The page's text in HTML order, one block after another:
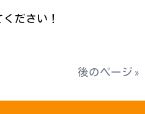
ださい！
後のページ »